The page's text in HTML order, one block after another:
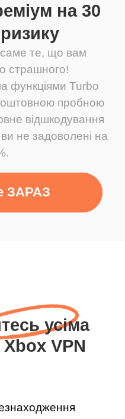
на 30
те, що вам
страшного!
функціями Turbo
пробною
відшкодування
не задоволені на
ЗАРАЗ
усіма
VPN